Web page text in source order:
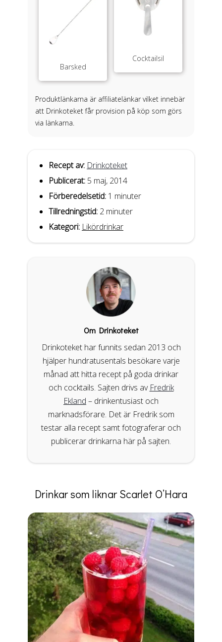
Cocktailsil
Barsked
Produktlänkarna är affiliatelänkar vilket innebär
att Drinkoteket får provision på köp som görs
via länkarna.
Recept av: Drinkoteket
Publicerat: 5 maj, 2014
Förberedelsetid: 1 minuter
Tillredningstid: 2 minuter
Kategori: Likördrinkar
Om Drinkoteket
Drinkoteket har funnits sedan 2013 och
hjälper hundratusentals besökare varje
månad att hitta recept på goda drinkar
och cocktails. Sajten drivs av Fredrik
Ekland – drinkentusiast och
marknadsförare. Det är Fredrik som
testar alla recept samt fotograferar och
publicerar drinkarna här på sajten.
Drinkar som liknar Scarlet O’Hara